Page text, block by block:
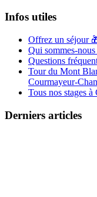
Infos utiles
Offrez un séjour
Qui sommes-nous
Questions
Tour du Mont
Courmayeur-
Tous nos stages
Derniers articles